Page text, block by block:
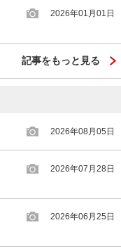
2026年01月01日
記事をもっと見る
2026年08月05日
2026年07月28日
2026年06月25日